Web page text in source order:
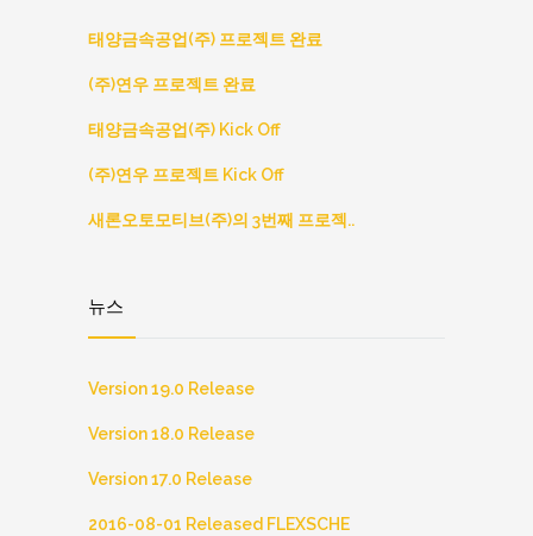
태양금속공업(주) 프로젝트 완료
(주)연우 프로젝트 완료
태양금속공업(주) Kick Off
(주)연우 프로젝트 Kick Off
새론오토모티브(주)의 3번째 프로젝..
뉴스
Version 19.0 Release
Version 18.0 Release
Version 17.0 Release
2016-08-01 Released FLEXSCHE